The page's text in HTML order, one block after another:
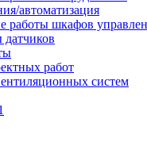
автоматизация
работы шкафов
датчиков
работ
систем